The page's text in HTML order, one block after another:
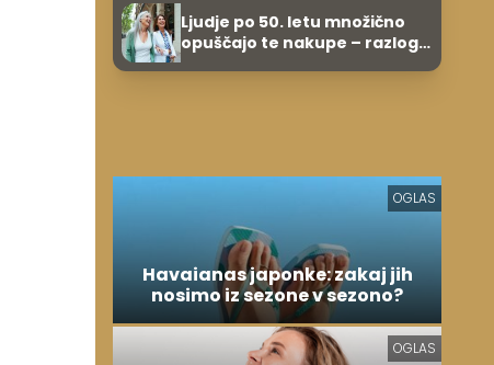
Ljudje po 50. letu množično
opuščajo te nakupe – razlog
OGLAS
Havaianas japonke: zakaj jih
nosimo iz sezone v sezono?
OGLAS